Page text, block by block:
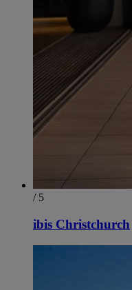
/ 5
ibis Christchurch